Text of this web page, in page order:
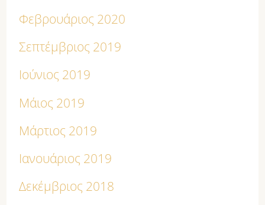
Φεβρουάριος 2020
Σεπτέμβριος 2019
Ιούνιος 2019
Μάιος 2019
Μάρτιος 2019
Ιανουάριος 2019
Δεκέμβριος 2018